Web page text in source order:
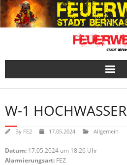
Skip
to
content
W-1 HOCHWASSER
By FE2 17.05.2024 Allgemein
Datum: 17.05.2024 um 18:26 Uhr
Alarmierungsart: FEZ